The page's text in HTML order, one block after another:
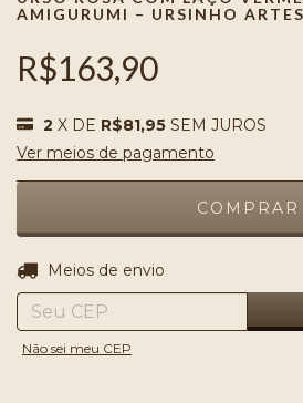
AMIGURUMI – URSINHO
R$163,90
2 X DE R$81,95 SEM JUROS
Ver meios de pagamento
Entregas para o CEP:
Meios de envio
Não sei meu CEP